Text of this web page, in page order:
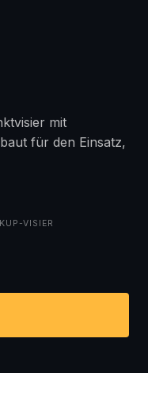
mit
für den Einsatz,
VISIER